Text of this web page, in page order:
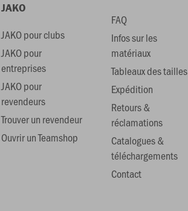
JAKO
JAKO pour clubs
JAKO pour
entreprises
JAKO pour
revendeurs
Trouver un revendeur
Ouvrir un Teamshop
FAQ
Infos sur les
matériaux
Tableaux des tailles
Expédition
Retours &
réclamations
Catalogues &
téléchargements
Contact